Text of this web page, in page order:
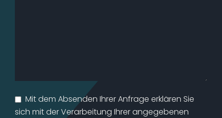
Mit dem Absenden Ihrer Anfrage erklären Sie
sich mit der Verarbeitung Ihrer angegebenen